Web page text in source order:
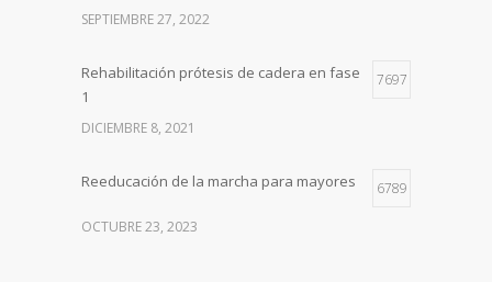
SEPTIEMBRE 27, 2022
Rehabilitación prótesis de cadera en fase
1
7697
DICIEMBRE 8, 2021
Reeducación de la marcha para mayores 6789
OCTUBRE 23, 2023